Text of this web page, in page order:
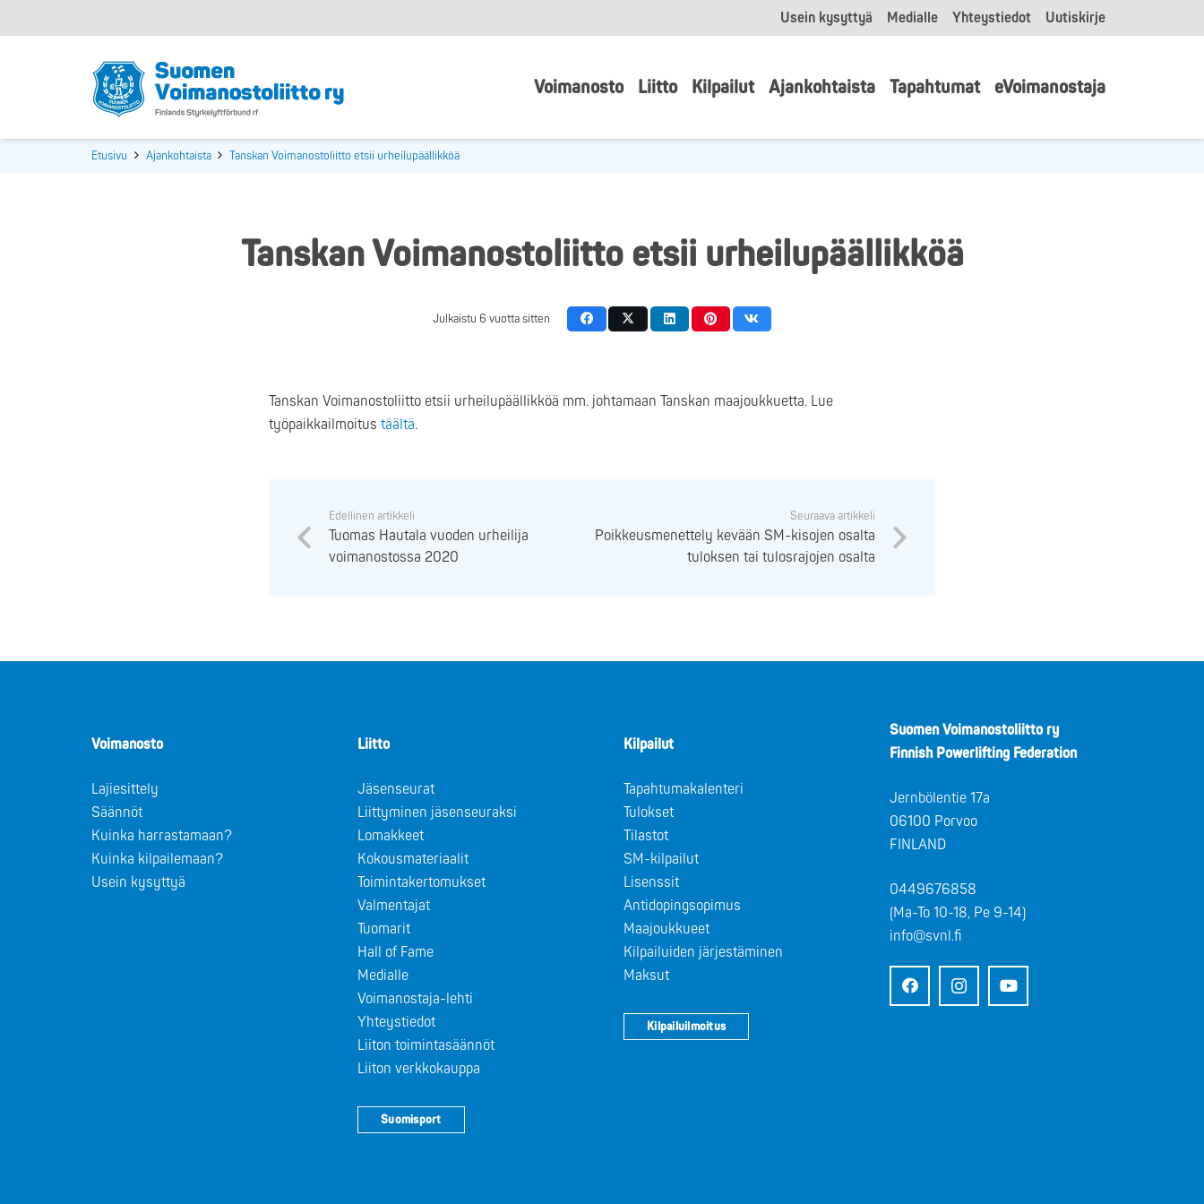
Usein kysyttyä Medialle Yhteystiedot Uutiskirje
Voimanosto Liitto Kilpailut Ajankohtaista Tapahtumat eVoimanostaja
Etusivu Ajankohtaista Tanskan Voimanostoliitto etsii urheilupäällikköä
Tanskan Voimanostoliitto etsii urheilupäällikköä
Julkaistu 6 vuotta sitten
Tanskan Voimanostoliitto etsii urheilupäällikköä mm. johtamaan Tanskan maajoukkuetta. Lue
työpaikkailmoitus täältä.
Edellinen artikkeli
Tuomas Hautala vuoden urheilija
voimanostossa 2020
Seuraava artikkeli
Poikkeusmenettely kevään SM-kisojen osalta
tuloksen tai tulosrajojen osalta
Voimanosto
Lajiesittely
Säännöt
Kuinka harrastamaan?
Kuinka kilpailemaan?
Usein kysyttyä
Liitto
Jäsenseurat
Liittyminen jäsenseuraksi
Lomakkeet
Kokousmateriaalit
Toimintakertomukset
Valmentajat
Tuomarit
Hall of Fame
Medialle
Voimanostaja-lehti
Yhteystiedot
Liiton toimintasäännöt
Liiton verkkokauppa
Suomisport
Kilpailut
Tapahtumakalenteri
Tulokset
Tilastot
SM-kilpailut
Lisenssit
Antidopingsopimus
Maajoukkueet
Kilpailuiden järjestäminen
Maksut
Kilpailuilmoitus
Suomen Voimanostoliitto ry
Finnish Powerlifting Federation
Jernbölentie 17a
06100 Porvoo
FINLAND
0449676858
(Ma-To 10-18, Pe 9-14)
info@svnl.fi